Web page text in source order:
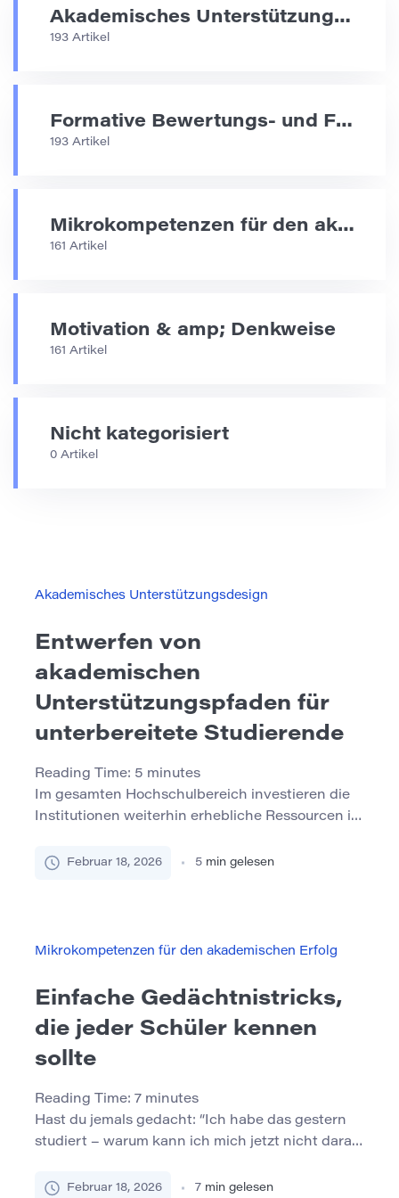
Akademisches Unterstützungsdesign
193 Artikel
Formative Bewertungs- und Feedback-Strategien
193 Artikel
Mikrokompetenzen für den akademischen Erfolg
161 Artikel
Motivation & amp; Denkweise
161 Artikel
Nicht kategorisiert
0 Artikel
Akademisches Unterstützungsdesign
Entwerfen von
akademischen
Unterstützungspfaden für
unterbereitete Studierende
Reading Time: 5 minutes
Im gesamten Hochschulbereich investieren die
Institutionen weiterhin erhebliche Ressourcen in
Beratungsdienste und Programme im ersten
insbesondere bei Studenten, die als
dafür ist, dass akademische Unterstützung oft
Februar 18, 2026 5 min gelesen
Mikrokompetenzen für den akademischen Erfolg
Einfache Gedächtnistricks,
die jeder Schüler kennen
sollte
Reading Time: 7 minutes
Hast du jemals gedacht: “Ich habe das gestern
studiert – warum kann ich mich jetzt nicht daran
Schüler kämpfen nicht, weil sie „schlechtes
Februar 18, 2026 7 min gelesen